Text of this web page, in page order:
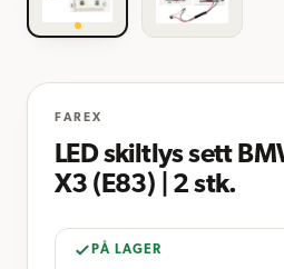
FAREX
LED skiltlys sett
X3 (E83) | 2 stk.
PÅ LAGER